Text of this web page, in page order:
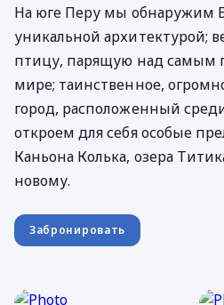
На юге Перу мы обнаружим
уникальной архитектурой;
птицу, парящую над самым
мире; таинственное,
город, расположенный
откроем для себя особые
Каньона Колька, озера
новому.
Забронировать